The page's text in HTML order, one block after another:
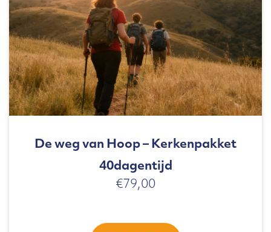
De weg van Hoop – Kerkenpakket
40dagentijd
€79,00